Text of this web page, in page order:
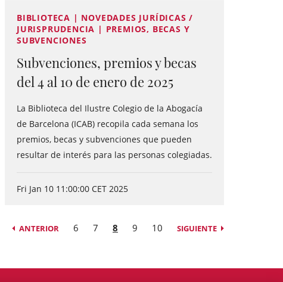
BIBLIOTECA | NOVEDADES JURÍDICAS /
JURISPRUDENCIA | PREMIOS, BECAS Y
SUBVENCIONES
Subvenciones, premios y becas
del 4 al 10 de enero de 2025
La Biblioteca del Ilustre Colegio de la Abogacía
de Barcelona (ICAB) recopila cada semana los
premios, becas y subvenciones que pueden
resultar de interés para las personas colegiadas.
Fri Jan 10 11:00:00 CET 2025
ANTERIOR 6 7 8 9 10 SIGUIENTE